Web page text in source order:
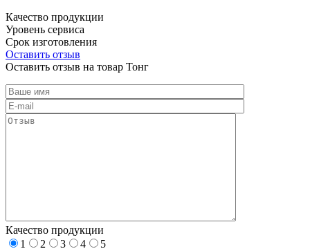
Качество продукции
Уровень сервиса
Срок изготовления
Оставить отзыв
Оставить отзыв на товар Тонг
Качество продукции
1
2 3 4
5